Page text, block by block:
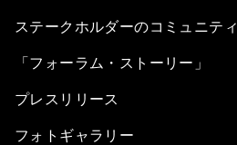
ステークホルダーのコミュニティ
「フォーラム・ストーリー」
プレスリリース
フォトギャラリー